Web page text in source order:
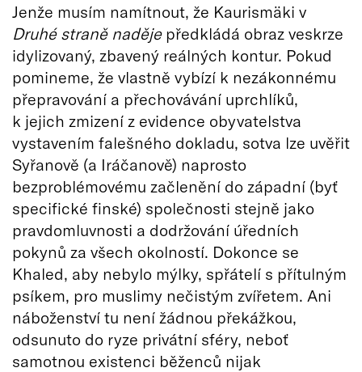
Jenže musím namítnout, že Kaurismäki v
Druhé straně nadějepředkládá obraz veskrze
idylizovaný, zbavený reálných kontur. Pokud
pomineme, že vlastně vybízí k nezákonnému
přepravování a přechovávání uprchlíků,
k jejich zmizení z evidence obyvatelstva
vystavením falešného dokladu, sotva lze uvěřit
Syřanově (a Iráčanově) naprosto
bezproblémovému začlenění do západní (byť
specifické finské) společnosti stejně jako
pravdomluvnosti a dodržování úředních
pokynů za všech okolností. Dokonce se
Khaled, aby nebylo mýlky, spřátelí s přítulným
psíkem, pro muslimy nečistým zvířetem. Ani
náboženství tu není žádnou překážkou,
odsunuto do ryze privátní sféry, neboť
samotnou existenci běženců nijak